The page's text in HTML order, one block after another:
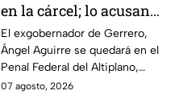
en la cárcel; lo acusan
de destruir
información del caso
Ayotzinapa
El exgobernador de Gerrero,
Ángel Aguirre se quedará en el
Penal Federal del Altiplano,
luego de que fue detenido ayer
07 agosto, 2026